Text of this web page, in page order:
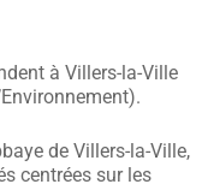
à Villers-la-Ville
de Villers-la-Ville,
centrées sur les